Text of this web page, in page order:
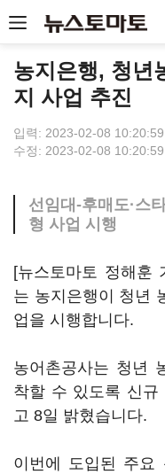
농지은행, 청년
지 사업 추진
입력: 2023-02-08 10:20:59
수정: 2023-02-08 10:20:59
선임대-후매도·스
형 사업 시행
[뉴스토마토 정해훈
는 농지은행이 청년
업을 시행합니다.
농어촌공사는 청년
착할 수 있도록 신규
고 8일 밝혔습니다.
이번에 도입된 주요